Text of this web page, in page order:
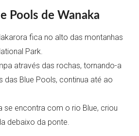
Pools de Wanaka
fica no alto das montanhas
Park.
através das rochas, tornando-a
das Blue Pools, continua até ao
se encontra com o rio Blue, criou
debaixo da ponte.